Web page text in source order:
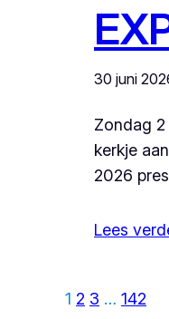
30 juni
Zondag
kerkje
2026
Lees
1 2 3 … 142